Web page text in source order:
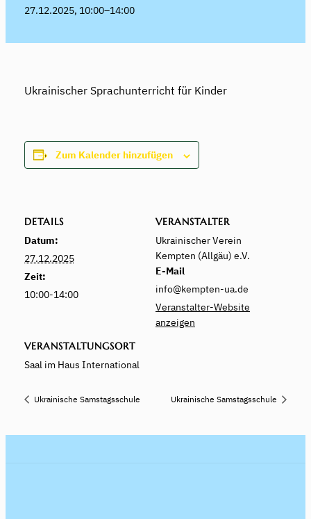
27.12.2025, 10:00–14:00
Ukrainischer Sprachunterricht für Kinder
Zum Kalender hinzufügen
DETAILS
Datum:
27.12.2025
Zeit:
10:00-14:00
VERANSTALTUNGSORT
Saal im Haus International
VERANSTALTER
Ukrainischer Verein
Kempten (Allgäu) e.V.
E-Mail
info@kempten-ua.de
Veranstalter-Website
anzeigen
Ukrainische Samstagsschule Ukrainische Samstagsschule